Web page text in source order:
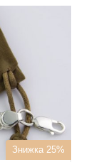
Знижка 25%